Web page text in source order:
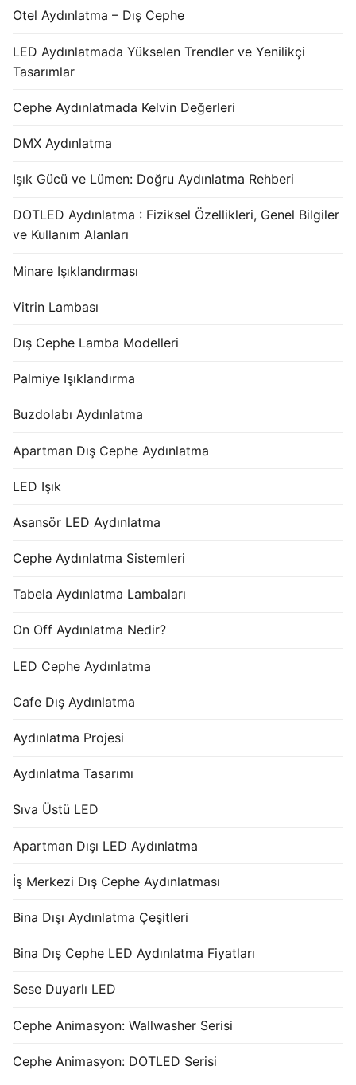
Otel Aydınlatma – Dış Cephe
LED Aydınlatmada Yükselen Trendler ve Yenilikçi
Tasarımlar
Cephe Aydınlatmada Kelvin Değerleri
DMX Aydınlatma
Işık Gücü ve Lümen: Doğru Aydınlatma Rehberi
DOTLED Aydınlatma : Fiziksel Özellikleri, Genel Bilgiler
ve Kullanım Alanları
Minare Işıklandırması
Vitrin Lambası
Dış Cephe Lamba Modelleri
Palmiye Işıklandırma
Buzdolabı Aydınlatma
Apartman Dış Cephe Aydınlatma
LED Işık
Asansör LED Aydınlatma
Cephe Aydınlatma Sistemleri
Tabela Aydınlatma Lambaları
On Off Aydınlatma Nedir?
LED Cephe Aydınlatma
Cafe Dış Aydınlatma
Aydınlatma Projesi
Aydınlatma Tasarımı
Sıva Üstü LED
Apartman Dışı LED Aydınlatma
İş Merkezi Dış Cephe Aydınlatması
Bina Dışı Aydınlatma Çeşitleri
Bina Dış Cephe LED Aydınlatma Fiyatları
Sese Duyarlı LED
Cephe Animasyon: Wallwasher Serisi
Cephe Animasyon: DOTLED Serisi